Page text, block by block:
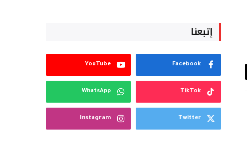
إتبعنا
Facebook
YouTube
TikTok
WhatsApp
Twitter
Instagram